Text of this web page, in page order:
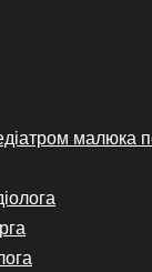
малюка